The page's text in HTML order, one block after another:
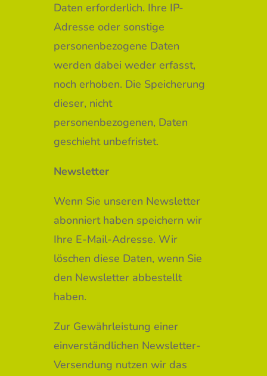
Daten erforderlich. Ihre IP-
Adresse oder sonstige
personenbezogene Daten
werden dabei weder erfasst,
noch erhoben. Die Speicherung
dieser, nicht
personenbezogenen, Daten
geschieht unbefristet.
Newsletter
Wenn Sie unseren Newsletter
abonniert haben speichern wir
Ihre E-Mail-Adresse. Wir
löschen diese Daten, wenn Sie
den Newsletter abbestellt
haben.
Zur Gewährleistung einer
einverständlichen Newsletter-
Versendung nutzen wir das